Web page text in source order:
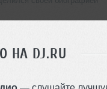
НА DJ.RU
— слушайте